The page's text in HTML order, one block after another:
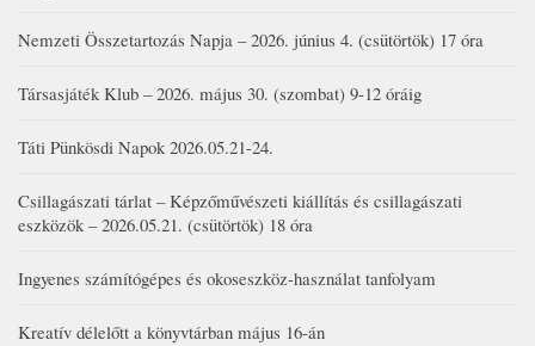
Nemzeti Összetartozás Napja – 2026. június 4. (csütörtök) 17 óra
Társasjáték Klub – 2026. május 30. (szombat) 9-12 óráig
Táti Pünkösdi Napok 2026.05.21-24.
Csillagászati tárlat – Képzőművészeti kiállítás és csillagászati
eszközök – 2026.05.21. (csütörtök) 18 óra
Ingyenes számítógépes és okoseszköz-használat tanfolyam
Kreatív délelőtt a könyvtárban május 16-án